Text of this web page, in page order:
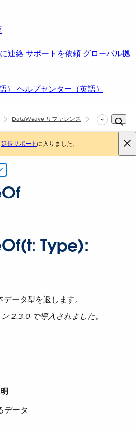
連絡サポートを依頼 グローバル拠
） ヘルプセンター（英語）
DataWeave リファレンス dw::core::Types
延長サポート に入りました。
Type):
ータ型を返します。
2.3.0 で導入されました。
データ